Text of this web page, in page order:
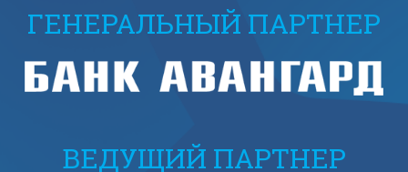
ГЕНЕРАЛЬНЫЙ ПАРТНЕР
ВЕДУЩИЙ ПАРТНЕР